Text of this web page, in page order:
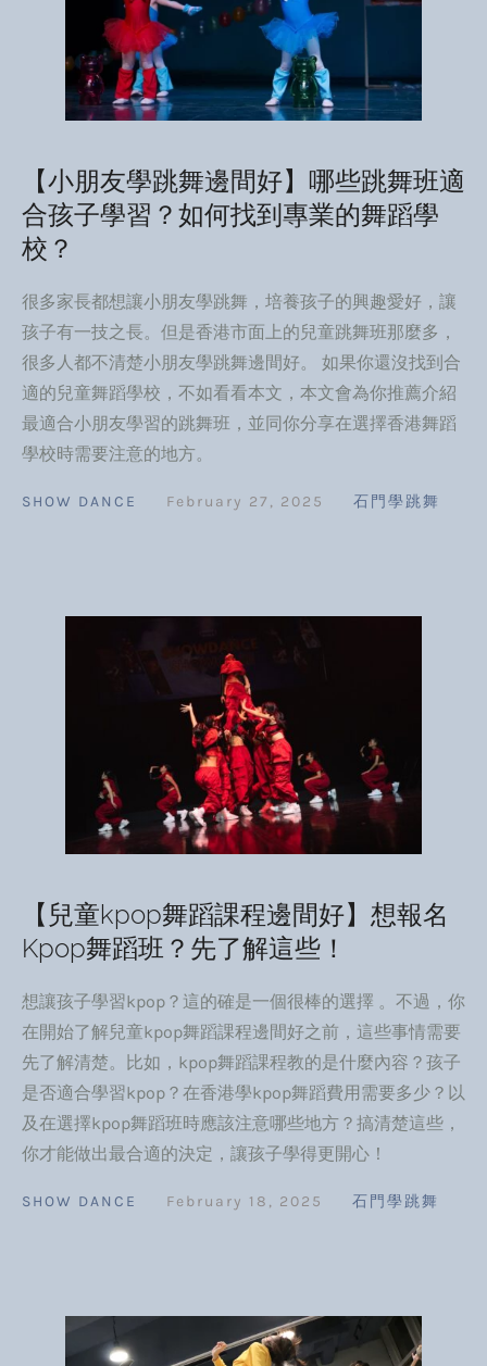
【小朋友學跳舞邊間好】哪些跳舞班適
合孩子學習？如何找到專業的舞蹈學
校？
很多家長都想讓小朋友學跳舞，培養孩子的興趣愛好，讓
孩子有一技之長。但是香港市面上的兒童跳舞班那麼多，
很多人都不清楚小朋友學跳舞邊間好。 如果你還沒找到合
適的兒童舞蹈學校，不如看看本文，本文會為你推薦介紹
最適合小朋友學習的跳舞班，並同你分享在選擇香港舞蹈
學校時需要注意的地方。
SHOW DANCE February 27, 2025 石門學跳舞
【兒童kpop舞蹈課程邊間好】想報名
Kpop舞蹈班？先了解這些！
想讓孩子學習kpop？這的確是一個很棒的選擇 。不過，你
在開始了解兒童kpop舞蹈課程邊間好之前，這些事情需要
先了解清楚。比如，kpop舞蹈課程教的是什麼內容？孩子
是否適合學習kpop？在香港學kpop舞蹈費用需要多少？以
及在選擇kpop舞蹈班時應該注意哪些地方？搞清楚這些，
你才能做出最合適的決定，讓孩子學得更開心！
SHOW DANCE February 18, 2025 石門學跳舞